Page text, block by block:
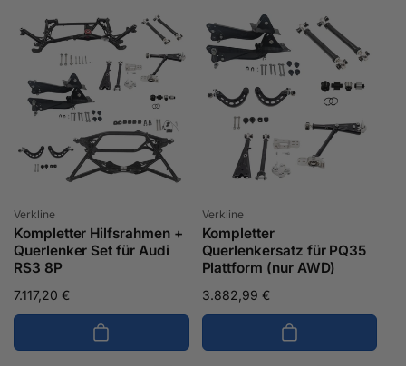
Anbieter:
Verkline
Kompletter Hilfsrahmen +
Querlenker Set für Audi
RS3 8P
Normaler
Preis
7.117,20 €
Anbieter:
Verkline
Kompletter
Querlenkersatz für PQ35
Plattform (nur AWD)
Normaler
Preis
3.882,99 €